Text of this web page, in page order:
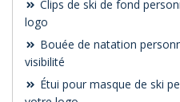
Clips de ski de fond
logo
Bouée de natation
visibilité
Étui pour masque de ski